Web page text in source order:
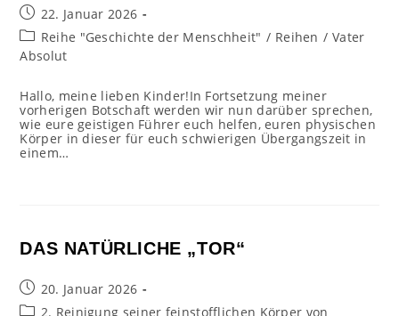
Beitrag
veröffentlicht:
22. Januar 2026
Beitrags-
Kategorie:
Reihe "Geschichte der Menschheit" / Reihen / Vater
Absolut
Hallo, meine lieben Kinder!In Fortsetzung meiner
vorherigen Botschaft werden wir nun darüber sprechen,
wie eure geistigen Führer euch helfen, euren physischen
Körper in dieser für euch schwierigen Übergangszeit in
einem…
DAS NATÜRLICHE „TOR“
Beitrag
veröffentlicht:
20. Januar 2026
Beitrags-
2. Reinigung seiner feinstofflichen Körper von